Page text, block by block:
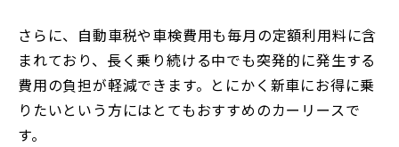
さらに、自動車税や車検費用も毎月の定額利用料に含
まれており、長く乗り続ける中でも突発的に発生する
費用の負担が軽減できます。とにかく新車にお得に乗
りたいという方にはとてもおすすめのカーリースで
す。